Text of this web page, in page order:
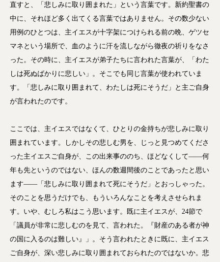
直すと、「悲しみに取り囲まれた」という言葉です。新約聖書の
中に、それほど多く出てくる言葉ではありません。その数少ない
用例のひとつは、主イエスが十字架につけられる前の晩、ゲツセ
マネという場所で、血のように汗を流しながら徹夜の祈りをなさ
った。その時に、主イエスが弟子たちに言われた言葉が、「わた
しは死ぬばかりに悲しい」。そこでも同じ言葉が使われていま
す。「悲しみに取り囲まれて、わたしは死にそうだ」と主ご自身
が言われたのです。
ここでは、主イエスではなくて、ひとりの金持ちが悲しみに取り
囲まれています。しかしその悲しむ男を、じっと見つめてくださ
った主イエスご自身が、この出来事ののち、ほどなくして――何
年も先というのではない、ほんの数週間後のことであったと思い
ます――「悲しみに取り囲まれて死にそうだ」とおっしゃった。
そのことを思うだけでも、もういろんなことを考えさせられま
す。いや、むしろ私はこう思います。既に主イエスが、24節で
「議員が非常に悲しむのを見て、言われた。『財産のある者が神
の国に入るのは難しい』」。そう言われたときに既に、主イエス
ご自身が、深い悲しみに取り囲まれておられたのではないか。悲